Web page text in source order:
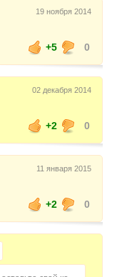
19 ноября 2014
+5
0
02 декабря 2014
+2
0
11 января 2015
+2
0